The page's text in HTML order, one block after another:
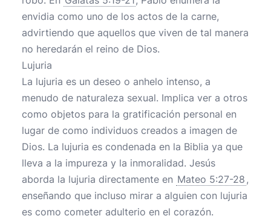
envidia como uno de los actos de la carne,
advirtiendo que aquellos que viven de tal manera
no heredarán el reino de Dios.
Lujuria
La lujuria es un deseo o anhelo intenso, a
menudo de naturaleza sexual. Implica ver a otros
como objetos para la gratificación personal en
lugar de como individuos creados a imagen de
Dios. La lujuria es condenada en la Biblia ya que
lleva a la impureza y la inmoralidad. Jesús
aborda la lujuria directamente en Mateo 5:27-28 ,
enseñando que incluso mirar a alguien con lujuria
es como cometer adulterio en el corazón.